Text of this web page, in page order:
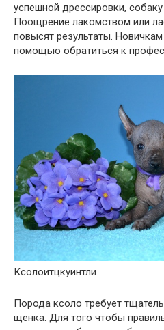
успешной дрессировки,
Поощрение лакомством или
повысят результаты.
помощью обратиться к
Ксолоитцкуинтли
Порода ксоло требует
щенка. Для того чтобы